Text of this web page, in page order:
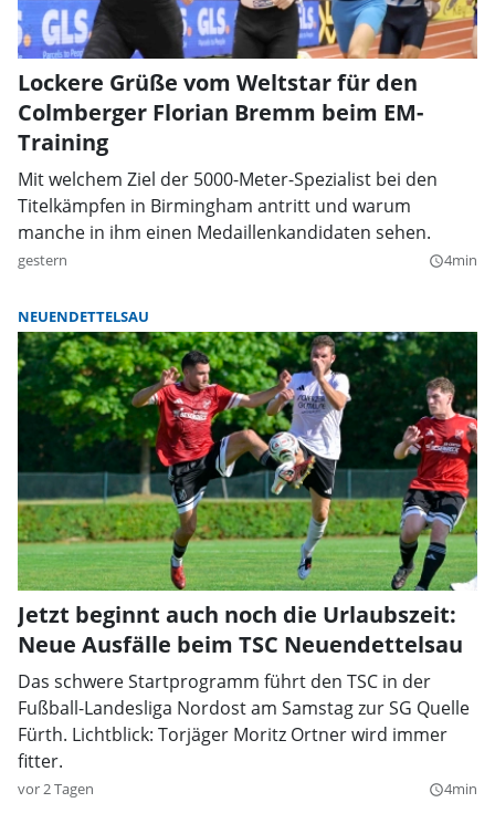
Lockere Grüße vom Weltstar für den
Colmberger Florian Bremm beim EM-
Training
Mit welchem Ziel der 5000-Meter-Spezialist bei den
Titelkämpfen in Birmingham antritt und warum
manche in ihm einen Medaillenkandidaten sehen.
gestern query_builder4min
NEUENDETTELSAU
Jetzt beginnt auch noch die Urlaubszeit:
Neue Ausfälle beim TSC Neuendettelsau
Das schwere Startprogramm führt den TSC in der
Fußball-Landesliga Nordost am Samstag zur SG Quelle
Fürth. Lichtblick: Torjäger Moritz Ortner wird immer
fitter.
vor 2 Tagen query_builder4min